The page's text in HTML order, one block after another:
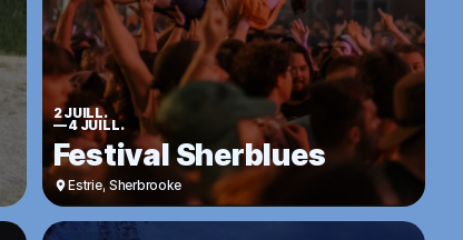
2 JUILL.
—4 JUILL.
Festival Sherblues
Estrie, Sherbrooke